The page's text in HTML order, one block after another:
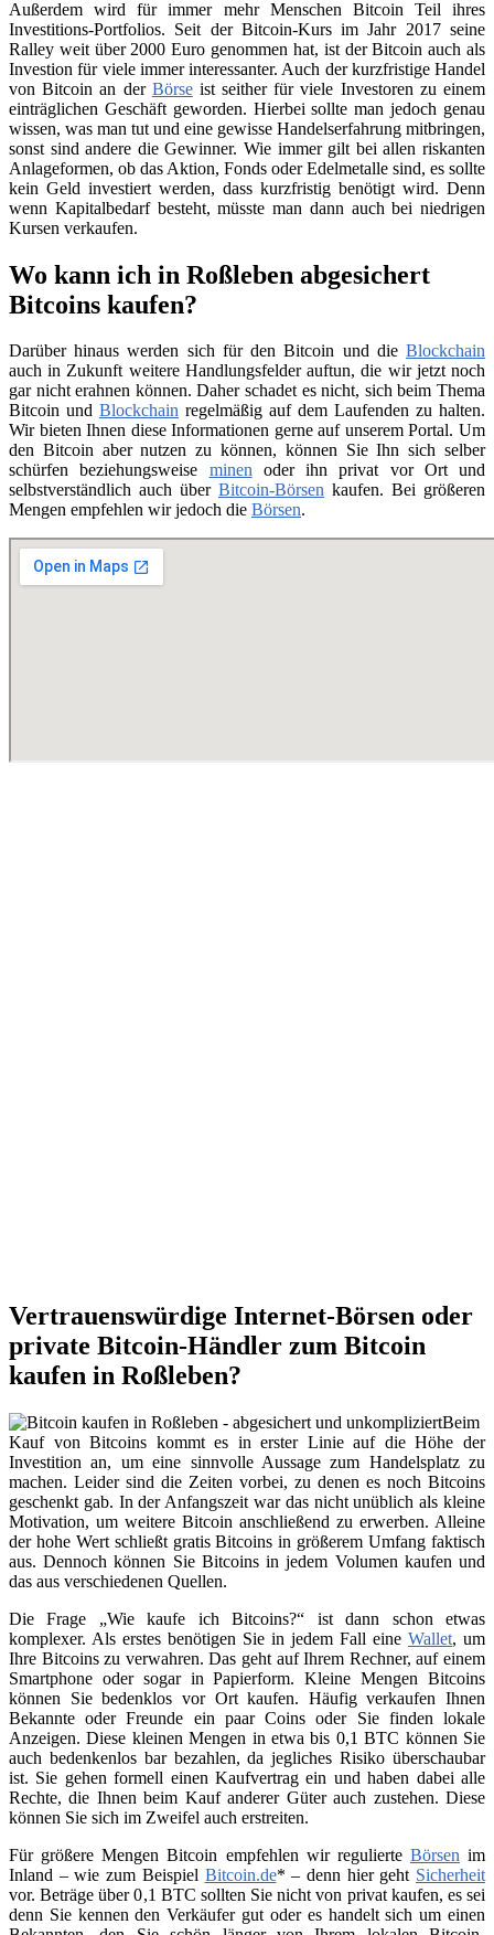
Außerdem wird für immer mehr Menschen Bitcoin Teil ihres
Investitions-Portfolios. Seit der Bitcoin-Kurs im Jahr 2017 seine
Ralley weit über 2000 Euro genommen hat, ist der Bitcoin auch als
Investion für viele immer interessanter. Auch der kurzfristige Handel
von Bitcoin an der Börseist seither für viele Investoren zu einem
einträglichen Geschäft geworden. Hierbei sollte man jedoch genau
wissen, was man tut und eine gewisse Handelserfahrung mitbringen,
sonst sind andere die Gewinner. Wie immer gilt bei allen riskanten
Anlageformen, ob das Aktion, Fonds oder Edelmetalle sind, es sollte
kein Geld investiert werden, dass kurzfristig benötigt wird. Denn
wenn Kapitalbedarf besteht, müsste man dann auch bei niedrigen
Kursen verkaufen.
Wo kann ich in Roßleben abgesichert
Bitcoins kaufen?
Darüber hinaus werden sich für den Bitcoin und die Blockchain
auch in Zukunft weitere Handlungsfelder auftun, die wir jetzt noch
gar nicht erahnen können. Daher schadet es nicht, sich beim Thema
Bitcoin und Blockchain regelmäßig auf dem Laufenden zu halten.
Wir bieten Ihnen diese Informationen gerne auf unserem Portal. Um
den Bitcoin aber nutzen zu können, können Sie Ihn sich selber
schürfen beziehungsweise minenoder ihn privat vor Ort und
selbstverständlich auch über Bitcoin-Börsen kaufen. Bei größeren
Mengen empfehlen wir jedoch die Börsen.
Vertrauenswürdige Internet-Börsen oder
private Bitcoin-Händler zum Bitcoin
kaufen in Roßleben?
Beim
Kauf von Bitcoins kommt es in erster Linie auf die Höhe der
Investition an, um eine sinnvolle Aussage zum Handelsplatz zu
machen. Leider sind die Zeiten vorbei, zu denen es noch Bitcoins
geschenkt gab. In der Anfangszeit war das nicht unüblich als kleine
Motivation, um weitere Bitcoin anschließend zu erwerben. Alleine
der hohe Wert schließt gratis Bitcoins in größerem Umfang faktisch
aus. Dennoch können Sie Bitcoins in jedem Volumen kaufen und
das aus verschiedenen Quellen.
Die Frage „Wie kaufe ich Bitcoins?“ ist dann schon etwas
komplexer. Als erstes benötigen Sie in jedem Fall eine Wallet, um
Ihre Bitcoins zu verwahren. Das geht auf Ihrem Rechner, auf einem
Smartphone oder sogar in Papierform. Kleine Mengen Bitcoins
können Sie bedenklos vor Ort kaufen. Häufig verkaufen Ihnen
Bekannte oder Freunde ein paar Coins oder Sie finden lokale
Anzeigen. Diese kleinen Mengen in etwa bis 0,1 BTC können Sie
auch bedenkenlos bar bezahlen, da jegliches Risiko überschaubar
ist. Sie gehen formell einen Kaufvertrag ein und haben dabei alle
Rechte, die Ihnen beim Kauf anderer Güter auch zustehen. Diese
können Sie sich im Zweifel auch erstreiten.
Für größere Mengen Bitcoin empfehlen wir regulierte Börsen im
Inland – wie zum Beispiel Bitcoin.de* – denn hier geht Sicherheit
vor. Beträge über 0,1 BTC sollten Sie nicht von privat kaufen, es sei
denn Sie kennen den Verkäufer gut oder es handelt sich um einen